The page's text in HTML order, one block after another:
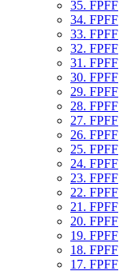
35. FPFF
34. FPFF
33. FPFF
32. FPFF
31. FPFF
30. FPFF
29. FPFF
28. FPFF
27. FPFF
26. FPFF
25. FPFF
24. FPFF
23. FPFF
22. FPFF
21. FPFF
20. FPFF
19. FPFF
18. FPFF
17. FPFF